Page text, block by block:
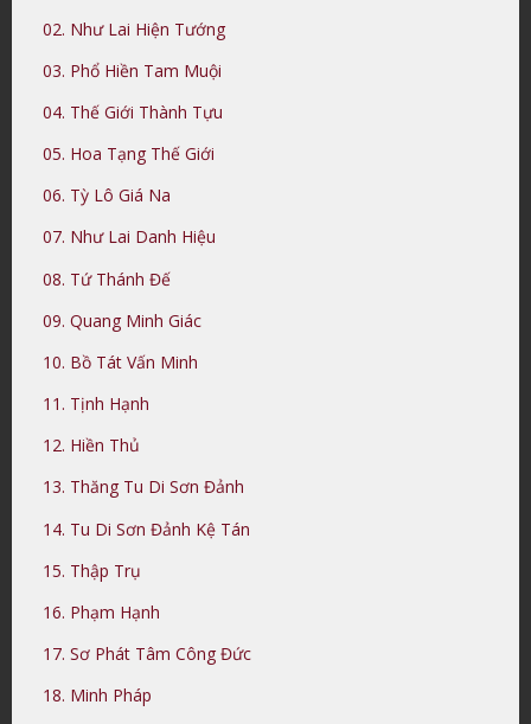
02. Như Lai Hiện Tướng
03. Phổ Hiền Tam Muội
04. Thế Giới Thành Tựu
05. Hoa Tạng Thế Giới
06. Tỳ Lô Giá Na
07. Như Lai Danh Hiệu
08. Tứ Thánh Đế
09. Quang Minh Giác
10. Bồ Tát Vấn Minh
11. Tịnh Hạnh
12. Hiền Thủ
13. Thăng Tu Di Sơn Đảnh
14. Tu Di Sơn Đảnh Kệ Tán
15. Thập Trụ
16. Phạm Hạnh
17. Sơ Phát Tâm Công Đức
18. Minh Pháp